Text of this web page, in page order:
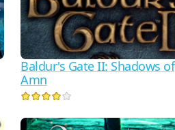
Baldur's Gate II: Shadows of
Amn